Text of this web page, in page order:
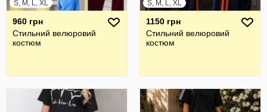
S, M, L, XL
960 грн
Стильний велюровий
костюм
S, M, L, XL
1150 грн
Стильний велюровий
костюм